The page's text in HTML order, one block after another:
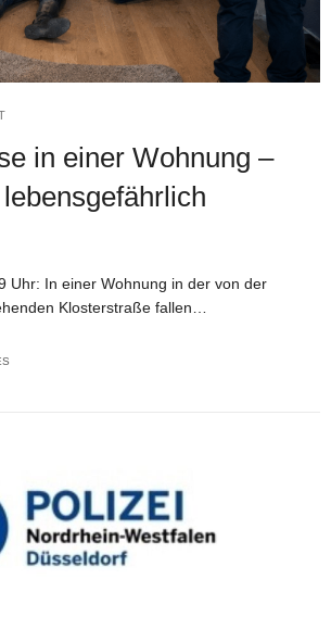
in einer Wohnung –
Uhr: In einer Wohnung in der von der
Klosterstraße fallen…